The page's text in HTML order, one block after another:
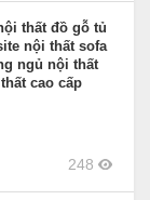
thất đồ gỗ tủ
nội thất sofa
ngủ nội thất
cao cấp
248